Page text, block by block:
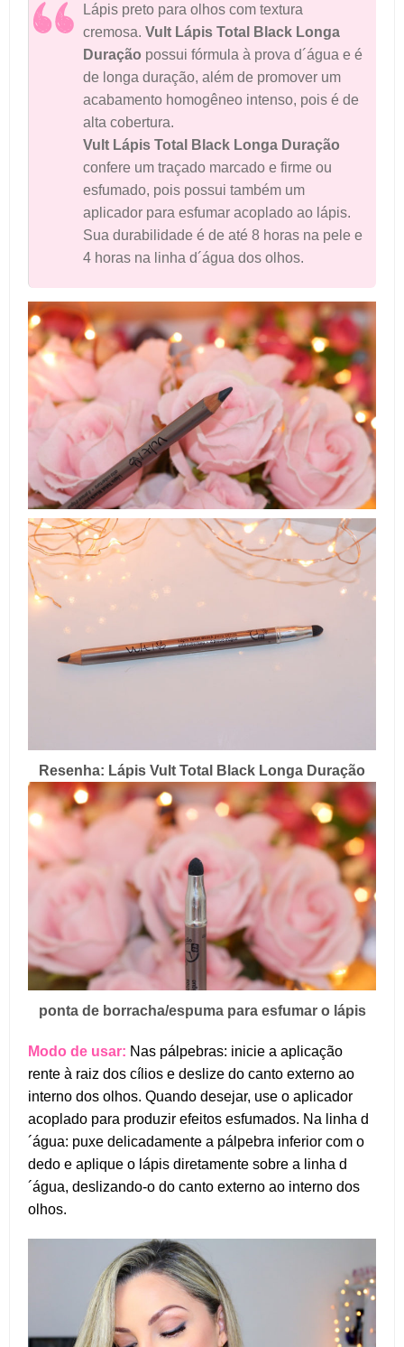
Lápis preto para olhos com textura
cremosa. Vult Lápis Total Black Longa
Duração possui fórmula à prova d´água e é
de longa duração, além de promover um
acabamento homogêneo intenso, pois é de
alta cobertura.
Vult Lápis Total Black Longa Duração
confere um traçado marcado e firme ou
esfumado, pois possui também um
aplicador para esfumar acoplado ao lápis.
Sua durabilidade é de até 8 horas na pele e
4 horas na linha d´água dos olhos.
Resenha: Lápis Vult Total Black Longa Duração
ponta de borracha/espuma para esfumar o lápis
Modo de usar: Nas pálpebras: inicie a aplicação
rente à raiz dos cílios e deslize do canto externo ao
interno dos olhos. Quando desejar, use o aplicador
acoplado para produzir efeitos esfumados. Na linha d
´água: puxe delicadamente a pálpebra inferior com o
dedo e aplique o lápis diretamente sobre a linha d
´água, deslizando-o do canto externo ao interno dos
olhos.